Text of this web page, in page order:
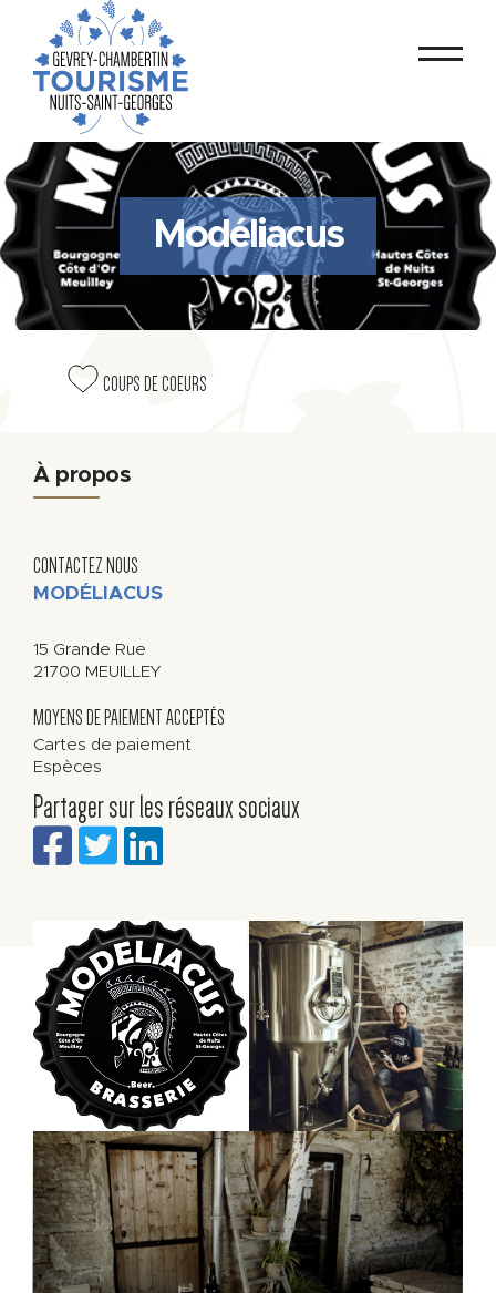
Modéliacus
COUPS DE COEURS
À propos
CONTACTEZ NOUS
MODÉLIACUS
15 Grande Rue
21700 MEUILLEY
MOYENS DE PAIEMENT ACCEPTÉS
Cartes de paiement
Espèces
Partager sur les réseaux sociaux